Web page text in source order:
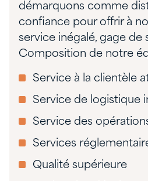
démarquons comme
confiance pour offrir à
service inégalé, gage de
Composition de notre
Service à la clientèle
Service de logistique
Service des
Services
Qualité supérieure